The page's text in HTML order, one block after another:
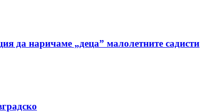
да наричаме „деца” малолетните садисти